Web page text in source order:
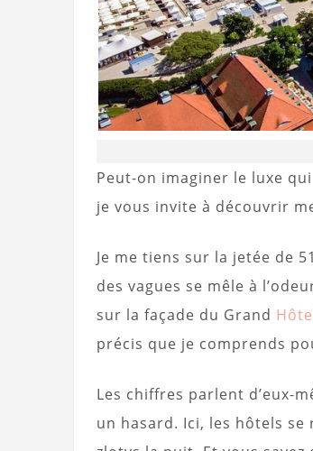
Peut-on imaginer le luxe
je vous invite à découvrir
Je me tiens sur la jetée de
des vagues se mêle à
sur la façade du Grand
précis que je comprends
Les chiffres parlent d’eux-
un hasard. Ici, les hôtels se